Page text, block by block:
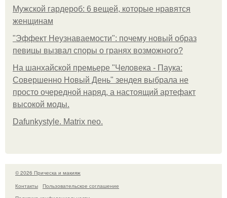
Мужской гардероб: 6 вещей, которые нравятся
женщинам
"Эффект Неузнаваемости": почему новый образ
певицы вызвал споры о гранях возможного?
На шанхайской премьере "Человека - Паука:
Совершенно Новый День" зендея выбрала не
просто очередной наряд, а настоящий артефакт
высокой моды.
Dafunkystyle. Matrix neo.
© 2026 Прическа и макияж
Контакты
Пользовательское соглашение